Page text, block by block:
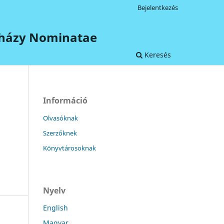
Nominatae
Keresés
Bejelentkezés
Információ
Olvasóknak
Szerzőknek
Könyvtárosoknak
Nyelv
English